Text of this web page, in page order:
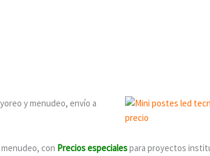
y menudeo, envío a
con Precios especialespara proyectos